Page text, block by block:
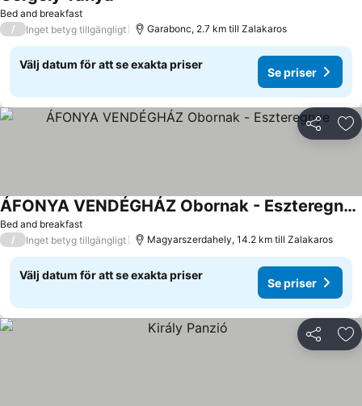
Bed and breakfast
/ Inget betyg tillgängligt Garabonc, 2.7 km till Zalakaros
Välj datum för att se exakta priser
Se priser
Dela
Bed and breakfast
ÁFONYA VENDÉGHÁZ Obornak - Eszteregnye
/ Inget betyg tillgängligt Magyarszerdahely, 14.2 km till Zalakaros
Välj datum för att se exakta priser
Se priser
Dela